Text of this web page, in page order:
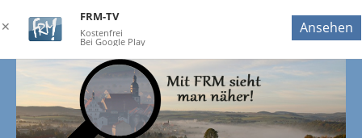
✕
FRM-TV
Kostenfrei
Bei Google Play
Ansehen